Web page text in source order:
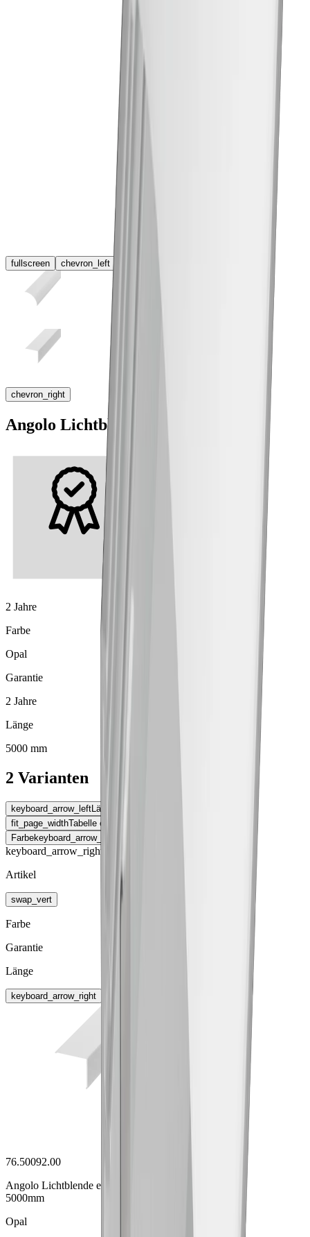
fullscreen chevron_left
chevron_right
Angolo Lichtblende
2 Jahre
Farbe
Opal
Garantie
2 Jahre
Länge
5000 mm
2 Varianten
keyboard_arrow_leftLänge
fit_page_widthTabelle erweitern
Farbekeyboard_arrow_right
keyboard_arrow_right
Artikel
swap_vert
Farbe
Garantie
Länge
keyboard_arrow_right
76.50092.00
Angolo Lichtblende eckig opal
5000mm
Opal